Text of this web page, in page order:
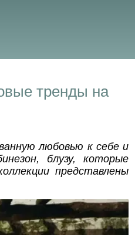
тренды на
любовью к себе и
блузу, которые
представлены